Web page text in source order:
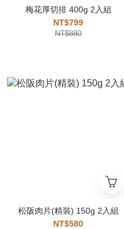
梅花厚切排 400g 2入組
NT$799
NT$880
松阪肉片(精裝) 150g 2入組
NT$580